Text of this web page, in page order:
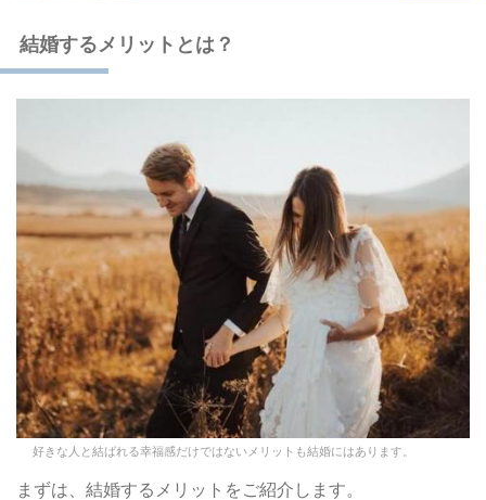
結婚するメリットとは？
好きな人と結ばれる幸福感だけではないメリットも結婚にはあります。
まずは、結婚するメリットをご紹介します。